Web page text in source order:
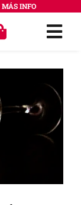
MÁS INFO
VINOS